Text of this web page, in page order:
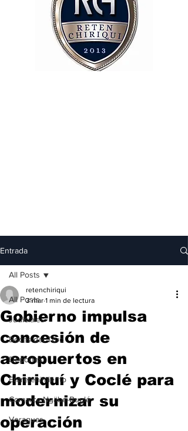
Entrada
All Posts
Judiciales
Bocas del Toro
Deportes
Entretenimiento
Comarca Ngäbe-Buglé
Veraguas
All Posts
Gobierno impulsa
concesión de
aeropuertos en
Chiriquí y Coclé para
modernizar su
operación
retenchiriqui
3 mar 1 min de lectura